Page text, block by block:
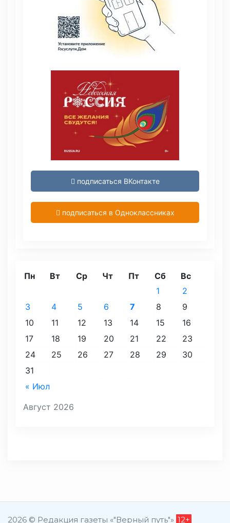
подписаться ВКонтакте
подписаться в Одноклассниках
Август 2026
Пн Вт Ср Чт Пт Сб Вс
« Июл
1
2
3
4 5 6 7 8
9
10
11 12 13 14 15
16
17
18 19 20 21 22
23
24
25 26 27 28 29
30
31
2026 © Редакция газеты «"Верный путь"» 12+